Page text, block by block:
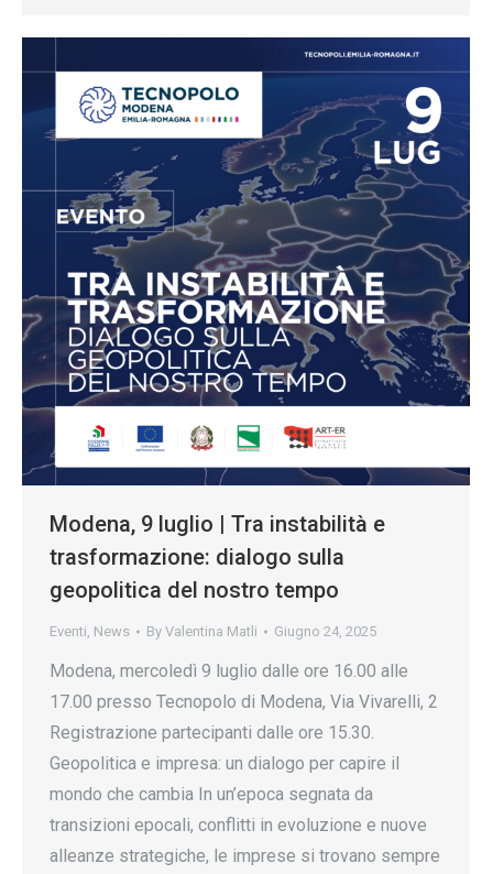
Modena, 9 luglio | Tra instabilità e
trasformazione: dialogo sulla
geopolitica del nostro tempo
Eventi, News By Valentina Matli Giugno 24, 2025
Modena, mercoledì 9 luglio dalle ore 16.00 alle
17.00 presso Tecnopolo di Modena, Via Vivarelli, 2
Registrazione partecipanti dalle ore 15.30.
Geopolitica e impresa: un dialogo per capire il
mondo che cambia In un’epoca segnata da
transizioni epocali, conflitti in evoluzione e nuove
alleanze strategiche, le imprese si trovano sempre